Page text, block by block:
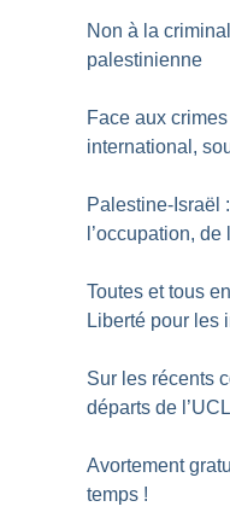
Non à la
palestinienne
Face aux
international,
Palestine-Israël
l’occupation,
Toutes et tous
Liberté pour les
Sur les récents
départs de l’UCL
Avortement
temps !